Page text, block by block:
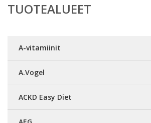
TUOTEALUEET
A-vitamiinit
A.Vogel
ACKD Easy Diet